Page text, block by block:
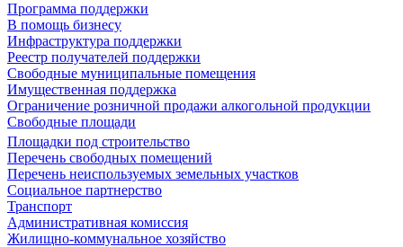
Программа поддержки
В помощь бизнесу
Инфраструктура поддержки
Реестр получателей поддержки
Свободные муниципальные помещения
Имущественная поддержка
Ограничение розничной продажи алкогольной продукции
Свободные площади
Площадки под строительство
Перечень свободных помещений
Перечень неиспользуемых земельных участков
Социальное партнерство
Транспорт
Административная комиссия
Жилищно-коммунальное хозяйство